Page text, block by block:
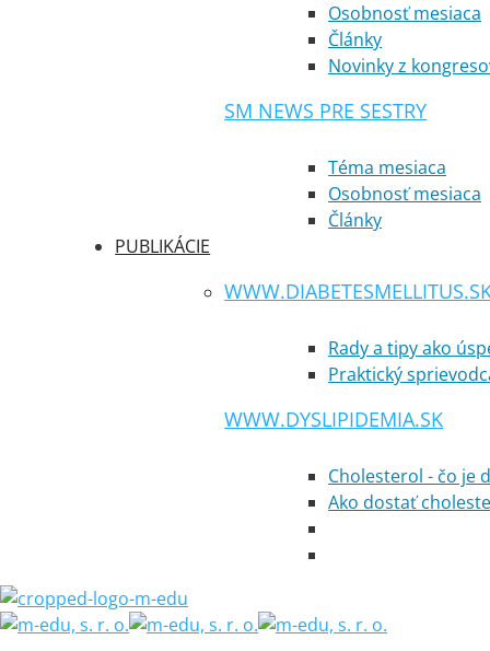
Osobnosť mesiaca
Články
Novinky z
SM NEWS PRE SESTRY
Téma mesiaca
Osobnosť mesiaca
Články
PUBLIKÁCIE
Rady a tipy ako
Praktický
WWW.DYSLIPIDEMIA.SK
Cholesterol - čo je
Ako dostať